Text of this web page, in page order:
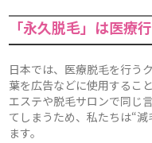
「永久脱毛」は医療
日本では、医療脱毛を行う
葉を広告などに使用するこ
エステや脱毛サロンで同じ
てしまうため、私たちは“
ます。